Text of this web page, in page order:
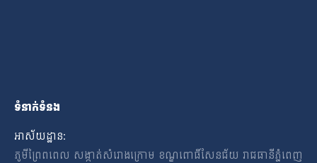
ទំនាក់ទំនង
អាស័យដ្ឋាន:
ភូមីព្រៃពពេល សង្កាត់សំរោងក្រោម ខណ្ឌពោធិ៍សែនជ័យ រាជធានីភ្នំពេញ